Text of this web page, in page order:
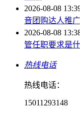
2026-08-08
音团购达人推
2026-08-08
管任职要求是
热线电话
热线电话：
15011293148